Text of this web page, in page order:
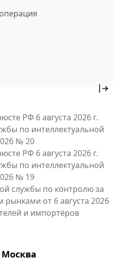
РФ 6 августа 2026 г.
по интеллектуальной
№ 20
РФ 6 августа 2026 г.
по интеллектуальной
№ 19
службы по контролю за
от 6 августа 2026
и импортёров